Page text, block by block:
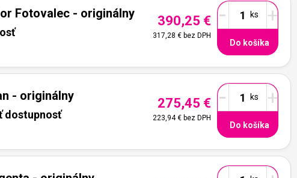
Fotovalec - originálny 390,25 €
317,28 €bez DPH
- +
Do košíka
- originálny
dostupnosť
275,45 €
223,94 €bez DPH
- +
Do košíka